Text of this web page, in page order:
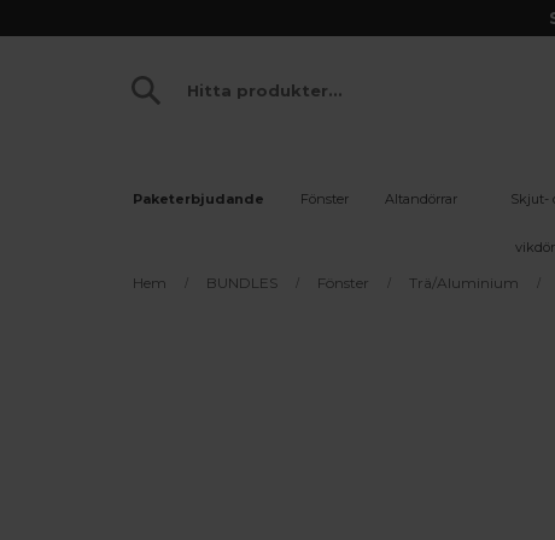
Paketerbjudande Fönster Altandörrar Skjut-
Hem BUNDLES Fönster Trä/Aluminium